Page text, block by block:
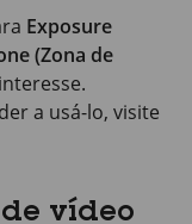
Exposure
(Zona de
a usá-lo, visite
vídeo